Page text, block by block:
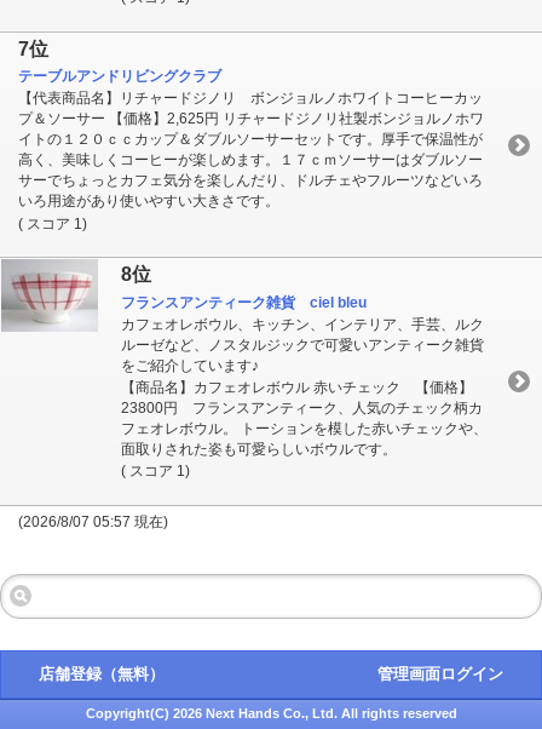
7位
テーブルアンドリビングクラブ
【代表商品名】リチャードジノリ ボンジョルノホワイトコーヒーカッ
プ＆ソーサー 【価格】2,625円 リチャードジノリ社製ボンジョルノホワ
イトの１２０ｃｃカップ＆ダブルソーサーセットです。厚手で保温性が
高く、美味しくコーヒーが楽しめます。１７ｃｍソーサーはダブルソー
サーでちょっとカフェ気分を楽しんだり、ドルチェやフルーツなどいろ
いろ用途があり使いやすい大きさです。
( スコア 1)
8位
フランスアンティーク雑貨 ciel bleu
カフェオレボウル、キッチン、インテリア、手芸、ルク
ルーゼなど、ノスタルジックで可愛いアンティーク雑貨
をご紹介しています♪
【商品名】カフェオレボウル 赤いチェック 【価格】
23800円 フランスアンティーク、人気のチェック柄カ
フェオレボウル。 トーションを模した赤いチェックや、
面取りされた姿も可愛らしいボウルです。
( スコア 1)
(2026/8/07 05:57 現在)
店舗登録（無料） 管理画面ログイン
Copyright(C) 2026 Next Hands Co., Ltd. All rights reserved